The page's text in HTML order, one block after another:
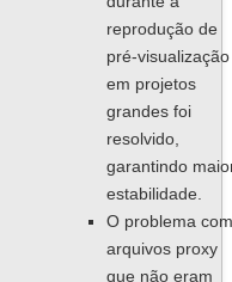
reprodução de
pré-visualização
em projetos
grandes foi
resolvido,
garantindo
estabilidade.
O problema com
arquivos proxy
que não eram